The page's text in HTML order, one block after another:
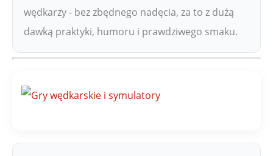
wędkarzy - bez zbędnego nadęcia, za to z dużą
dawką praktyki, humoru i prawdziwego smaku.